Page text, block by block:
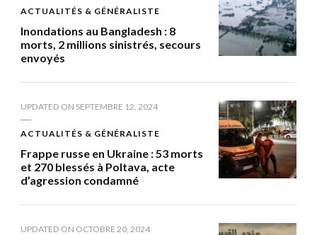
ACTUALITÉS & GÉNÉRALISTE
Inondations au Bangladesh : 8
morts, 2 millions sinistrés, secours
envoyés
UPDATED ON SEPTEMBRE 12, 2024
ACTUALITÉS & GÉNÉRALISTE
Frappe russe en Ukraine : 53 morts
et 270 blessés à Poltava, acte
d’agression condamné
UPDATED ON OCTOBRE 20, 2024